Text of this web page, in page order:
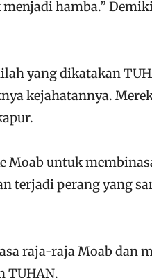
hamba.”
yang dikatakan
kejahatannya.
Moab untuk
terjadi perang yang
raja-raja Moab dan
TUHAN.